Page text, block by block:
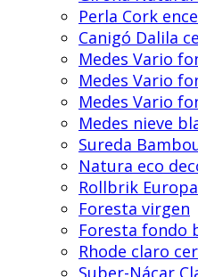
Perla Cork
Canigó Dalila
Medes Vario
Medes Vario
Medes Vario
Medes nieve
Sureda
Natura eco
Rollbrik Europa
Foresta virgen
Foresta fondo
Rhode claro
Suber-Nácar